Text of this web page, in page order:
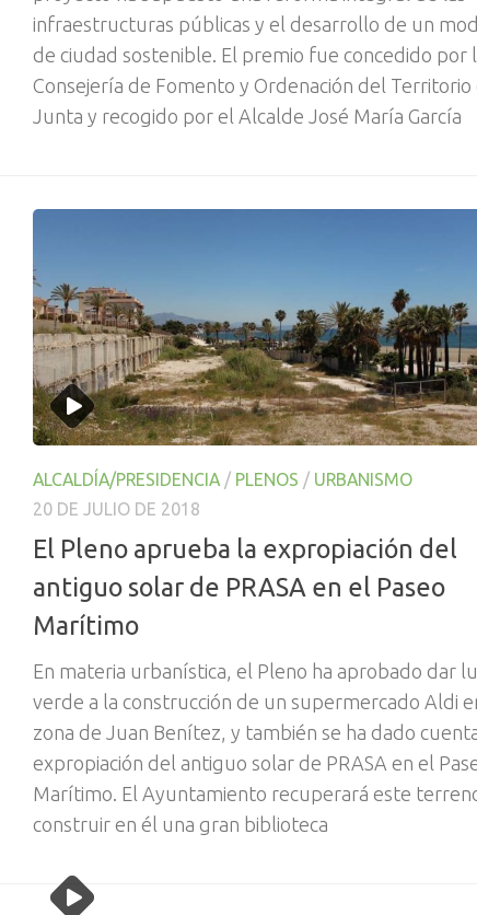
infraestructuras públicas y el desarrollo de un
de ciudad sostenible. El premio fue concedido por
Consejería de Fomento y Ordenación del Territorio
Junta y recogido por el Alcalde José María García
ALCALDÍA/PRESIDENCIA / PLENOS / URBANISMO
20 DE JULIO DE 2018
El Pleno aprueba la expropiación del
antiguo solar de PRASA en el Paseo
Marítimo
En materia urbanística, el Pleno ha aprobado dar
verde a la construcción de un supermercado Aldi
zona de Juan Benítez, y también se ha dado
expropiación del antiguo solar de PRASA en el
Marítimo. El Ayuntamiento recuperará este
construir en él una gran biblioteca